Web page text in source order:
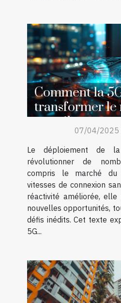
Comment la
transformer le
travail
07/04/2025
Le déploiement de
révolutionner de
compris le marché du
vitesses de connexion
réactivité améliorée,
nouvelles opportunités,
défis inédits. Cet texte
5G...